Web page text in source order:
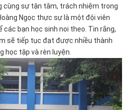
cùng sự tận tâm, trách nhiệm trong
Ngọc thực sự là một đội viên
bạn học sinh noi theo. Tin rằng,
sẽ tiếp tục đạt được nhiều thành
học tập và rèn luyện.